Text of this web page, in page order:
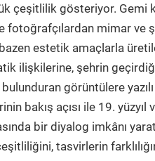
çeşitlilik gösteriyor. Gemi
mimar ve
estetik amaçlarla
ilişkilerine, şehrin
görüntülere
bakış açısı ile 19.
bir diyalog imkânı
tasvirlerin